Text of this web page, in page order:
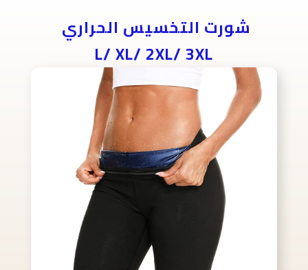
شورت التخسيس الحراري
L/ XL/ 2XL/ 3XL